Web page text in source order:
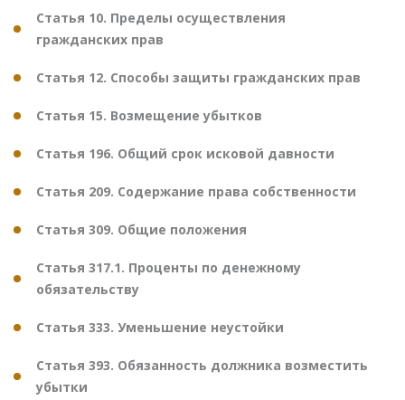
Статья 10. Пределы осуществления
гражданских прав
Статья 12. Способы защиты гражданских прав
Статья 15. Возмещение убытков
Статья 196. Общий срок исковой давности
Статья 209. Содержание права собственности
Статья 309. Общие положения
Статья 317.1. Проценты по денежному
обязательству
Статья 333. Уменьшение неустойки
Статья 393. Обязанность должника возместить
убытки